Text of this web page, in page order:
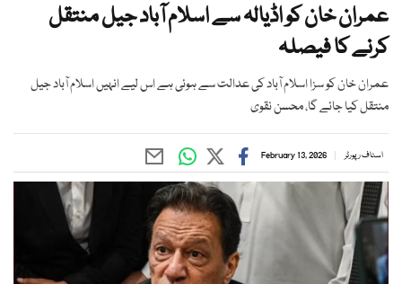
عمران خان کو اڈیالہ سے اسلام آباد جیل منتقل
کرنے کا فیصلہ
عمران خان کو سزا اسلام آباد کی عدالت سے ہوئی ہے اس لیے انہیں اسلام آباد جیل
منتقل کیا جائے گا، محسن نقوی
اسٹاف رپورٹر February 13, 2026